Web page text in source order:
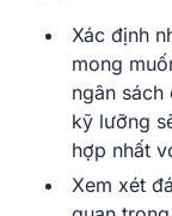
Xác định
mong
ngân
kỹ lưỡng
hợp nhất
Xem xét